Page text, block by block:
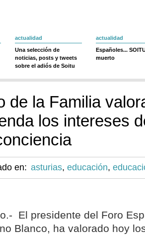
actualidad
Una selección de
noticias, posts y tweets
sobre el adiós de Soitu
actualidad
Españoles...
muerto
de la Familia
los intereses
en: asturias, educación,
El presidente del Foro
Blanco, ha valorado hoy